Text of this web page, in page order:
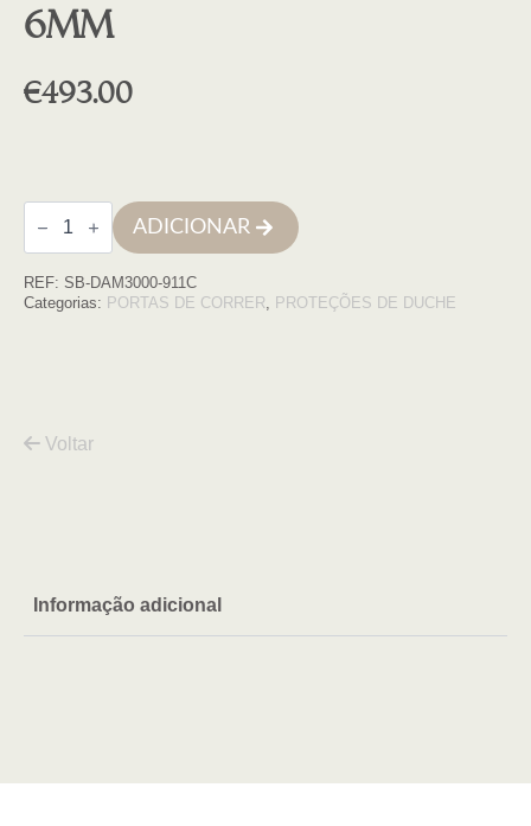
6mm
€493.00
Quantidade
de
Cabine
Damasco
90x110x195
ADICIONAR
REF: SB-DAM3000-911C
Categorias: PORTAS DE CORRER, PROTEÇÕES DE DUCHE
Voltar
Informação adicional